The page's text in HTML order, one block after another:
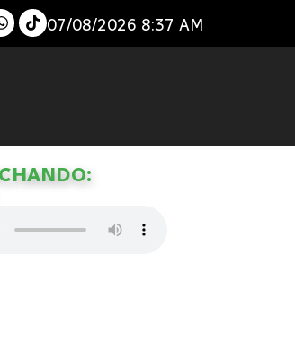
07/08/2026 8:37 AM